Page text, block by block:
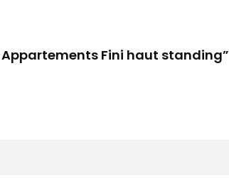
Appartements Fini haut standing”